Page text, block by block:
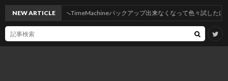
NEW ARTICLE
したらNASへTimeMachineバックアップ出来なくなって色々試したけど神記事